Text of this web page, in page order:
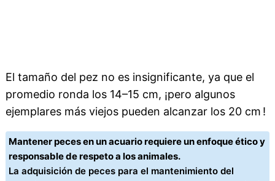
El tamaño del pez no es insignificante, ya que el
promedio ronda los 14–15 cm, ¡pero algunos
ejemplares más viejos pueden alcanzar los 20 cm !
Mantener peces en un acuario requiere un enfoque ético y
responsable de respeto a los animales.
La adquisición de peces para el mantenimiento del